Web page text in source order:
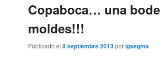
Copaboca… una
moldes!!!
Publicado el 8 septiembre 2013porigsegma